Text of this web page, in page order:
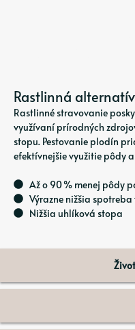
Rastlinná
Rastlinné stravovanie
využívaní prírodných
stopu. Pestovanie plodín
efektívnejšie využitie pôdy
Až o 90 % menej pôdy
Výrazne nižšia spotreba
Nižšia uhlíková stopa